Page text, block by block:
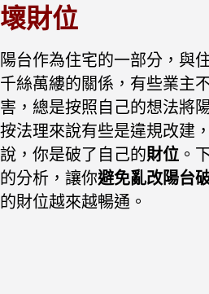
壞財位
陽台作為住宅的一部分，與
千絲萬縷的關係，有些業主
害，總是按照自己的想法將
按法理來說有些是違規改建
說，你是破了自己的財位 。
的分析，讓你避免亂改陽台
的財位越來越暢通。